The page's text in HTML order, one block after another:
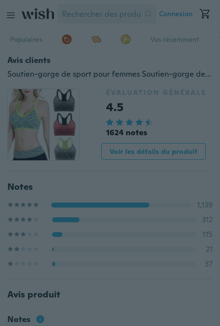
Connexion
Populaires Vus récemment
Avis clients
Soutien-gorge de sport pour femmes Soutien-gorge de yoga sans fil Débardeur sans couture Shakeproof haute intensité Push Up Racerback rembourré
ÉVALUATION GÉNÉRALE
4.5
1624 notes
Voir les détails du produit
Notes
1,139
312
115
21
37
Avis produit
Notes